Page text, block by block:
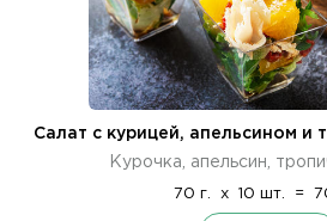
Салат с курицей, апельсином и
Курочка, апельсин,
70 г. x 10 шт. =